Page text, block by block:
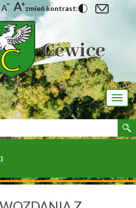
zmień kontrast: